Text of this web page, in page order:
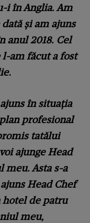
i în Anglia. Am
și am ajuns
anul 2018. Cel
am făcut a fost
în situația
profesional
tatălui
ajunge Head
meu. Asta s-a
Head Chef
hotel de patru
meu,